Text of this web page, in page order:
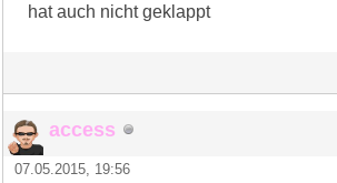
hat auch nicht geklappt
access
07.05.2015, 19:56